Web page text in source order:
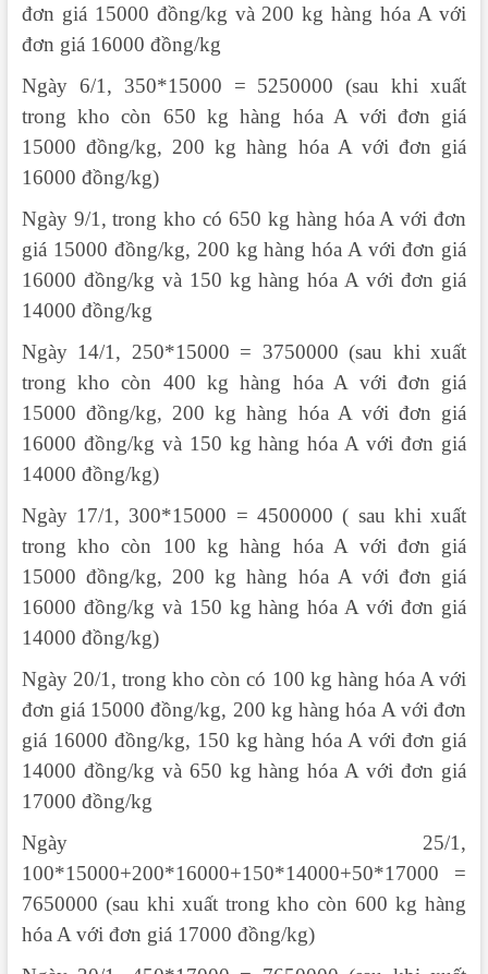
đơn giá 15000 đồng/kg và 200 kg hàng hóa A với
đơn giá 16000 đồng/kg
Ngày 6/1, 350*15000 = 5250000 (sau khi xuất
trong kho còn 650 kg hàng hóa A với đơn giá
15000 đồng/kg, 200 kg hàng hóa A với đơn giá
16000 đồng/kg)
Ngày 9/1, trong kho có 650 kg hàng hóa A với đơn
giá 15000 đồng/kg, 200 kg hàng hóa A với đơn giá
16000 đồng/kg và 150 kg hàng hóa A với đơn giá
14000 đồng/kg
Ngày 14/1, 250*15000 = 3750000 (sau khi xuất
trong kho còn 400 kg hàng hóa A với đơn giá
15000 đồng/kg, 200 kg hàng hóa A với đơn giá
16000 đồng/kg và 150 kg hàng hóa A với đơn giá
14000 đồng/kg)
Ngày 17/1, 300*15000 = 4500000 ( sau khi xuất
trong kho còn 100 kg hàng hóa A với đơn giá
15000 đồng/kg, 200 kg hàng hóa A với đơn giá
16000 đồng/kg và 150 kg hàng hóa A với đơn giá
14000 đồng/kg)
Ngày 20/1, trong kho còn có 100 kg hàng hóa A với
đơn giá 15000 đồng/kg, 200 kg hàng hóa A với đơn
giá 16000 đồng/kg, 150 kg hàng hóa A với đơn giá
14000 đồng/kg và 650 kg hàng hóa A với đơn giá
17000 đồng/kg
Ngày 25/1,
100*15000+200*16000+150*14000+50*17000 =
7650000 (sau khi xuất trong kho còn 600 kg hàng
hóa A với đơn giá 17000 đồng/kg)